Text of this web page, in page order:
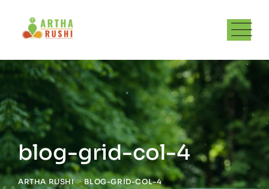
blog-grid-col-4
ARTHA RUSHI>BLOG-GRID-COL-4